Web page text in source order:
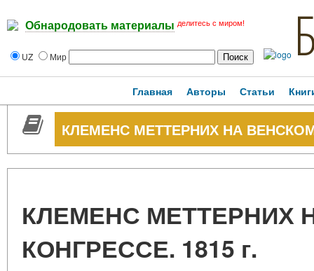
Обнародовать материалы делитесь с миром!
UZ Мир
Главная Авторы Статьи
КЛЕМЕНС МЕТТЕРНИХ НА ВЕНСКОМ
КЛЕМЕНС МЕТТЕРНИХ
КОНГРЕССЕ. 1815 г.